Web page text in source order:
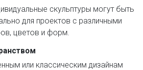
скульптуры могут быть
для проектов с различными
цветов и форм.
или классическим дизайнам